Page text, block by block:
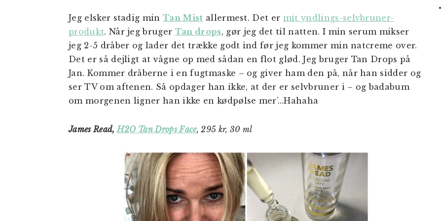
Jeg elsker stadig minTan Mist allermest. Det er mit yndlings-selvbruner-
produkt. Når jeg bruger Tan drops, gør jeg det til natten. I min serum mikser
jeg 2-5 dråber og lader det trække godt ind før jeg kommer min natcreme over.
Det er så dejligt at vågne op med sådan en flot glød. Jeg bruger Tan Drops på
Jan. Kommer dråberne i en fugtmaske – og giver ham den på, når han sidder og
ser TV om aftenen. Så opdager han ikke, at der er selvbruner i – og badabum
om morgenen ligner han ikke en kødpølse mer’…Hahaha
James Read,H2O Tan Drops Face, 295 kr, 30 ml